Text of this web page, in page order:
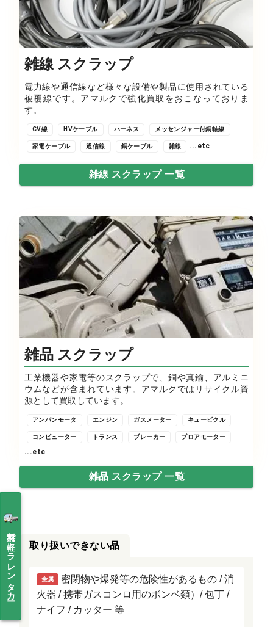
無料で軽トラレンタカー
雑線 スクラップ
電力線や通信線など様々な設備や製品に使用されている
被覆線です。アマルクで強化買取をおこなっておりま
す。
CV線 HVケーブル ハーネス メッセンジャー付銅軸線
家電ケーブル 通信線 銅ケーブル 雑線 ...etc
雑線 スクラップ 一覧
雑品 スクラップ
工業機器や家電等のスクラップで、銅や真鍮、アルミニ
ウムなどが含まれています。アマルクではリサイクル資
源として買取しています。
アンパンモータ エンジン ガスメーター キュービクル
コンピューター トランス ブレーカー ブロアモーター
...etc
雑品 スクラップ 一覧
取り扱いできない品
金属
密閉物や爆発等の危険性があるもの / 消
火器 / 携帯ガスコンロ用のボンベ類）/ 包丁 /
ナイフ / カッター 等